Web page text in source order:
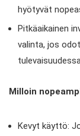
hyötyvät
Pitkäaikainen
valinta, jos
Milloin
Kevyt käyttö: